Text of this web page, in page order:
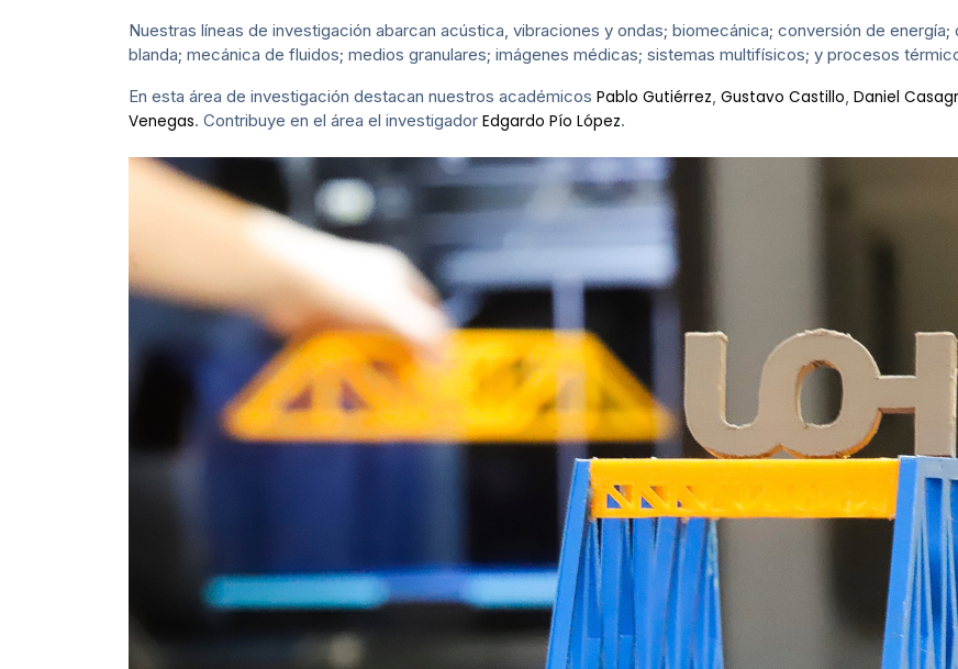
Nuestras líneas de investigación abarcan acústica, vibraciones y ondas; biomecánica; conversión de
blanda; mecánica de fluidos; medios granulares; imágenes médicas; sistemas multifísicos; y procesos
En esta área de investigación destacan nuestros académicos Pablo Gutiérrez Gustavo Castillo Daniel
Venegas. Contribuye en el área el investigador Edgardo Pío López.